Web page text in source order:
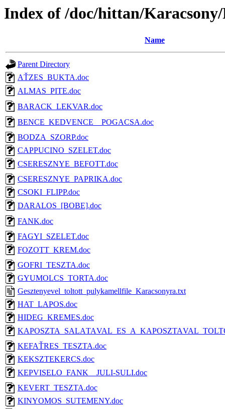
Index of /doc/hittan/Karacsony/
Name
Parent Directory
AŤZES_BUKTA.doc
ALMAS_PITE.doc
BARACK_LEKVAR.doc
BENCE_KEDVENCE__POGACSA.doc
BODZA_SZORP.doc
CAPPUCINO_SZELET.doc
CSERESZNYE_BEFOTT.doc
CSERESZNYE_PAPRIKA.doc
CSOKI_FLIPP.doc
DARALOS_[BOBE].doc
FANK.doc
FAGYI_SZELET.doc
FOZOTT_KREM.doc
GOFRI_TESZTA.doc
GYUMOLCS_TORTA.doc
Gesztenyevel_toltott_pulykamellfile_Karacsonyra.txt
HAT_LAPOS.doc
HIDEG_KREMES.doc
KEFAŤRES_TESZTA.doc
KEKSZTEKERCS.doc
KEPVISELO_FANK__JULI-SULI.doc
KEVERT_TESZTA.doc
KINYOMOS_SUTEMENY.doc